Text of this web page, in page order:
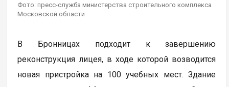
Фото: пресс-служба министерства строительного комплекса
Московской области
В Бронницах подходит к завершению
реконструкция лицея, в ходе которой возводится
новая пристройка на 100 учебных мест. Здание